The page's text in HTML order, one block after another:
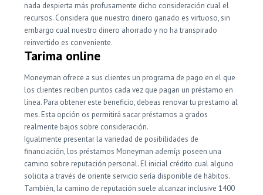
nada despierta más profusamente dicho consideración cual el
recursos. Considera que nuestro dinero ganado es virtuoso, sin
embargo cual nuestro dinero ahorrado y no ha transpirado
reinvertido es conveniente.
Tarima online
Moneyman ofrece a sus clientes un programa de pago en el que
los clientes reciben puntos cada vez que pagan un préstamo en
línea. Para obtener este beneficio, debeas renovar tu prestamo al
mes. Esta opción os permitirá sacar préstamos a grados
realmente bajos sobre consideración.
Igualmente presentar la variedad de posibilidades de
financiación, los préstamos Moneyman ademí¡s poseen una
camino sobre reputación personal. El inicial crédito cual alguno
solicita a través de oriente servicio serí­a disponible de hábitos.
También, la camino de reputación suele alcanzar inclusive 1400